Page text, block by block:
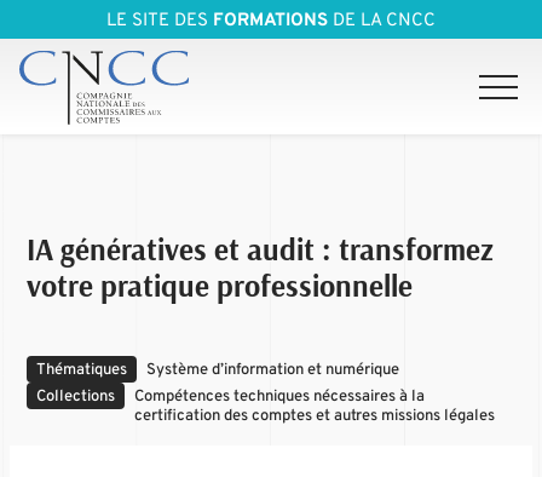
LE SITE DES FORMATIONS DE LA CNCC
IA génératives et audit : transformez
votre pratique professionnelle
Thématiques
Système d’information et numérique
Collections
Compétences techniques nécessaires à la
certification des comptes et autres missions légales